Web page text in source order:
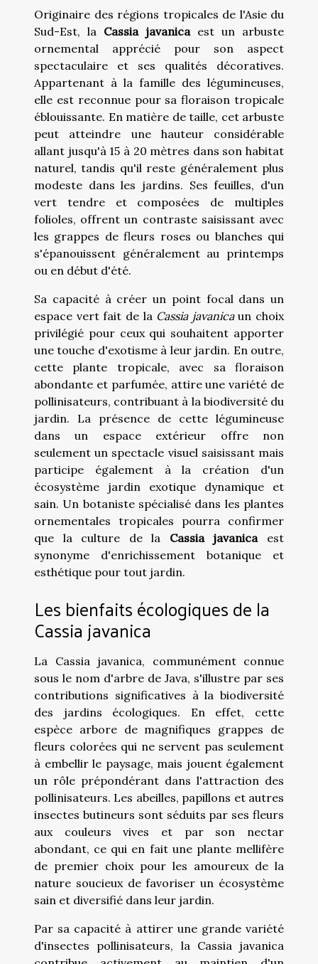
Originaire des régions tropicales de l'Asie du
Sud-Est, la Cassia javanicaest un arbuste
ornemental apprécié pour son aspect
spectaculaire et ses qualités décoratives.
Appartenant à la famille des légumineuses,
elle est reconnue pour sa floraison tropicale
éblouissante. En matière de taille, cet arbuste
peut atteindre une hauteur considérable
allant jusqu'à 15 à 20 mètres dans son habitat
naturel, tandis qu'il reste généralement plus
modeste dans les jardins. Ses feuilles, d'un
vert tendre et composées de multiples
folioles, offrent un contraste saisissant avec
les grappes de fleurs roses ou blanches qui
s'épanouissent généralement au printemps
ou en début d'été.
Sa capacité à créer un point focal dans un
espace vert fait de la Cassia javanicaun choix
privilégié pour ceux qui souhaitent apporter
une touche d'exotisme à leur jardin. En outre,
cette plante tropicale, avec sa floraison
abondante et parfumée, attire une variété de
pollinisateurs, contribuant à la biodiversité du
jardin. La présence de cette légumineuse
dans un espace extérieur offre non
seulement un spectacle visuel saisissant mais
participe également à la création d'un
écosystème jardin exotique dynamique et
sain. Un botaniste spécialisé dans les plantes
ornementales tropicales pourra confirmer
que la culture de la Cassia javanicaest
synonyme d'enrichissement botanique et
esthétique pour tout jardin.
Les bienfaits écologiques de la
Cassia javanica
La Cassia javanica, communément connue
sous le nom d'arbre de Java, s'illustre par ses
contributions significatives à la biodiversité
des jardins écologiques. En effet, cette
espèce arbore de magnifiques grappes de
fleurs colorées qui ne servent pas seulement
à embellir le paysage, mais jouent également
un rôle prépondérant dans l'attraction des
pollinisateurs. Les abeilles, papillons et autres
insectes butineurs sont séduits par ses fleurs
aux couleurs vives et par son nectar
abondant, ce qui en fait une plante mellifère
de premier choix pour les amoureux de la
nature soucieux de favoriser un écosystème
sain et diversifié dans leur jardin.
Par sa capacité à attirer une grande variété
d'insectes pollinisateurs, la Cassia javanica